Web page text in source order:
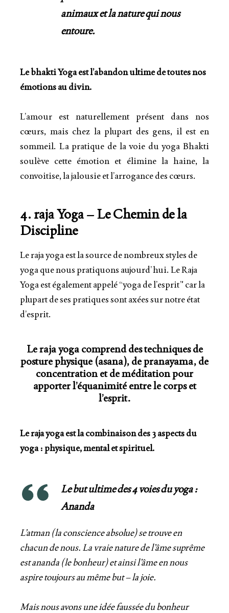
animaux et la nature qui nous
entoure.
Le bhakti Yoga est l’abandon ultime de toutes nos
émotions au divin.
L’amour est naturellement présent dans nos
cœurs, mais chez la plupart des gens, il est en
sommeil. La pratique de la voie du yoga Bhakti
soulève cette émotion et élimine la haine, la
convoitise, la jalousie et l’arrogance des cœurs.
4. raja Yoga – Le Chemin de la
Discipline
Le raja yoga est la source de nombreux styles de
yoga que nous pratiquons aujourd’hui. Le Raja
Yoga est également appelé “yoga de l’esprit” car la
plupart de ses pratiques sont axées sur notre état
d’esprit.
Le raja yoga comprend des techniques de
posture physique (asana), de pranayama, de
concentration et de méditation pour
apporter l’équanimité entre le corps et
l’esprit.
Le raja yoga est la combinaison des 3 aspects du
yoga : physique, mental et spirituel.
Le but ultime des 4 voies du yoga :
Ananda
L’atman (la conscience absolue) se trouve en
chacun de nous. La vraie nature de l’âme suprême
est ananda (le bonheur) et ainsi l’âme en nous
aspire toujours au même but – la joie.
Mais nous avons une idée faussée du bonheur